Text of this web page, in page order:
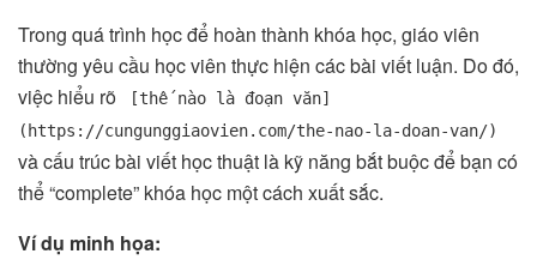
Trong quá trình học để hoàn thành khóa học, giáo viên
thường yêu cầu học viên thực hiện các bài viết luận. Do đó,
việc hiểu rõ
[thế nào là đoạn văn]
(https://cungunggiaovien.com/the-nao-la-doan-van/)
và cấu trúc bài viết học thuật là kỹ năng bắt buộc để bạn có
thể “complete” khóa học một cách xuất sắc.
Ví dụ minh họa: